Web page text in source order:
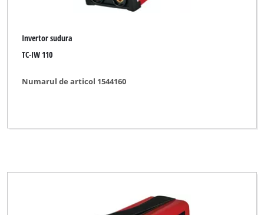
Invertor sudura
TC-IW 110
Numarul de articol 1544160